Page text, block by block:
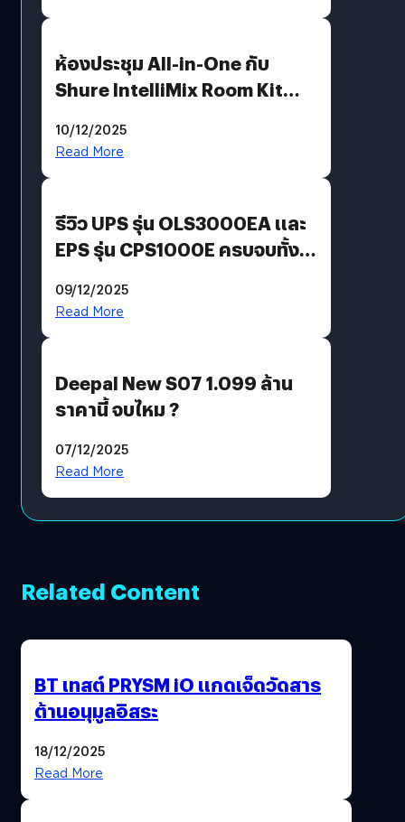
ห้องประชุม All-in-One กับ
Shure IntelliMix Room Kit
10/12/2025
Read More
รีวิว UPS รุ่น OLS3000EA และ
EPS รุ่น CPS1000E ครบจบทั้ง
09/12/2025
Read More
Deepal New S07 1.099 ล้าน
ราคานี้ จบไหม ?
07/12/2025
Read More
Related Content
BT เทสต์ PRYSM iO แกดเจ็ดวัดสาร
ต้านอนุมูลอิสระ
18/12/2025
Read More